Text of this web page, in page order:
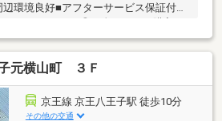
環境良好■アフターサービス保証付ー
ーーーーーーー◎頭金０円から購入可
イフプランのシミュレーション診断◎
う物件（未公開含む）のご提案弊社は
です。お客さまに寄り添ったサービス
す。それぞれのご家族にあう価値をご
す。まずはお気軽に現地をご覧下さい
認事項、ご見学希望のお客様は下記番
元横山町 ３Ｆ
京王線 京王八王子駅 徒歩10分
その他の交通